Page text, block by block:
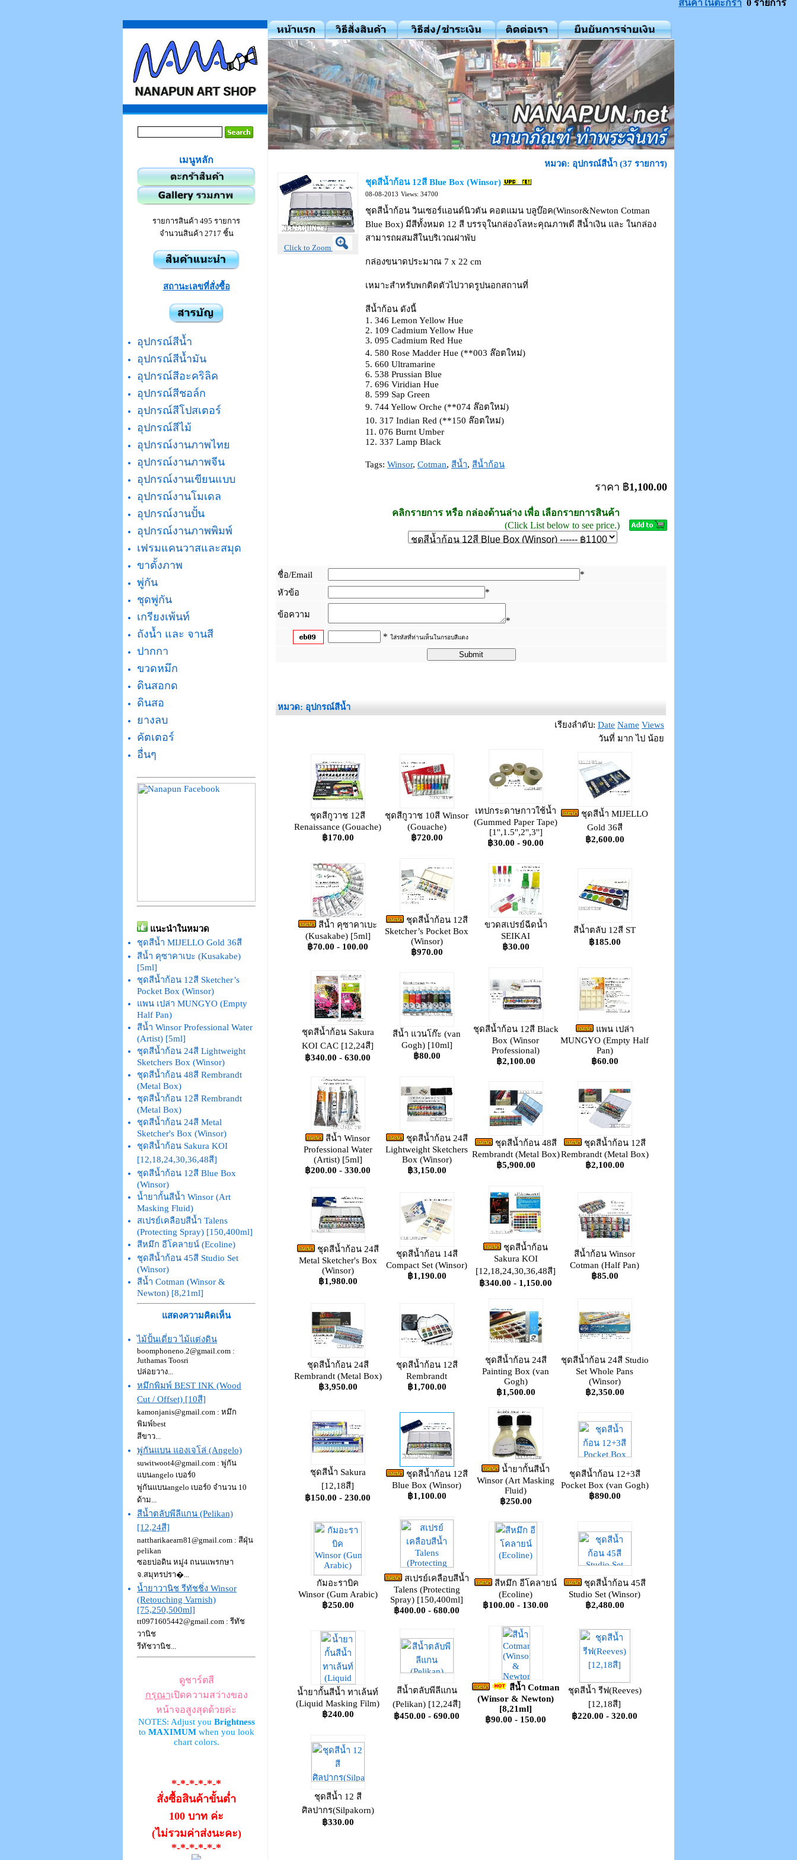
เมนูหลัก
สินค้าในตะกร้า 0 รายการ
รายการสินค้า 495 รายการ
จำนวนสินค้า 2717 ชิ้น
สถานะเลขที่สั่งซื้อ
อุปกรณ์สีน้ำ
อุปกรณ์สีน้ำมัน
อุปกรณ์สีอะคริลิค
อุปกรณ์สีชอล์ก
อุปกรณ์สีโปสเตอร์
อุปกรณ์สีไม้
อุปกรณ์งานภาพไทย
อุปกรณ์งานภาพจีน
อุปกรณ์งานเขียนแบบ
อุปกรณ์งานโมเดล
อุปกรณ์งานปั้น
อุปกรณ์งานภาพพิมพ์
เฟรมแคนวาสและสมุด
ขาตั้งภาพ
พู่กัน
ชุดพู่กัน
เกรียงเพ้นท์
ถังน้ำ และ จานสี
ปากกา
ขวดหมึก
ดินสอกด
ดินสอ
ยางลบ
คัตเตอร์
อื่นๆ
แนะนำในหมวด
ชุดสีน้ำ MIJELLO Gold 36สี
สีน้ำ คุซาคาเบะ (Kusakabe)
[5ml]
ชุดสีน้ำก้อน 12สี Sketcher’s
Pocket Box (Winsor)
แพน เปล่า MUNGYO (Empty
Half Pan)
สีน้ำ Winsor Professional Water
(Artist) [5ml]
ชุดสีน้ำก้อน 24สี Lightweight
Sketchers Box (Winsor)
ชุดสีน้ำก้อน 48สี Rembrandt
(Metal Box)
ชุดสีน้ำก้อน 12สี Rembrandt
(Metal Box)
ชุดสีน้ำก้อน 24สี Metal
Sketcher's Box (Winsor)
ชุดสีน้ำก้อน Sakura KOI
[12,18,24,30,36,48สี]
ชุดสีน้ำก้อน 12สี Blue Box
(Winsor)
น้ำยากั้นสีน้ำ Winsor (Art
Masking Fluid)
สเปรย์เคลือบสีน้ำ Talens
(Protecting Spray) [150,400ml]
สีหมึก อีโคลายน์ (Ecoline)
ชุดสีน้ำก้อน 45สี Studio Set
(Winsor)
สีน้ำ Cotman (Winsor &
Newton) [8,21ml]
แสดงความคิดเห็น
ไม้ปั้นเดี่ยว ไม้แต่งดิน
boomphoneno.2@gmail.com :
Juthamas Toosri
ปล่อยวาง...
หมึกพิมพ์ BEST INK (Wood
Cut / Offset) [10สี]
kamonjanis@gmail.com : หมึก
พิมพ์best
สีขาว...
พู่กันแบน แองเจโล่ (Angelo)
suwitwoot4@gmail.com : พู่กัน
แบนangelo เบอร์0
พู่กันแบนangelo เบอร์0 จำนวน 10
ด้าม...
สีน้ำตลับพีลีแกน (Pelikan)
[12,24สี]
nattharikaearn81@gmail.com : สีฝุ่น
pelikan
ซอยบ่อดิน หมู่4 ถนนแพรกษา
จ.สมุทรปรา�...
น้ำยาวานิช รีทัชชิ่ง Winsor
(Retouching Varnish)
[75,250,500ml]
tt0971605442@gmail.com : รีทัช
วานิช
รีทัชวานิช...
ดูชาร์ตสี
กรุณาเปิดความสว่างของ
หน้าจอสูงสุดด้วยค่ะ
NOTES: Adjust you Brightness
to MAXIMUMwhen you look
chart colors.
*-*-*-*-*-*
สั่งซื้อสินค้าขั้นต่ำ
100 บาท ค่ะ
(ไม่รวมค่าส่งนะคะ)
*-*-*-*-*-*
หมวด: อุปกรณ์สีน้ำ (37 รายการ)
Click to Zoom
ชุดสีน้ำก้อน 12สี Blue Box (Winsor)
08-08-2013 Views: 34700
ชุดสีน้ำก้อน วินเซอร์แอนด์นิวตัน คอตแมน บลูบ๊อค(Winsor&Newton Cotman
Blue Box) มีสีทั้งหมด 12 สี บรรจุในกล่องโลหะคุณภาพดี สีน้ำเงิน และ ในกล่อง
สามารถผสมสีในบริเวณฝาพับ
กล่องขนาดประมาณ 7 x 22 cm
เหมาะสำหรับพกติดตัวไปวาดรูปนอกสถานที่
สีน้ำก้อน ดังนี้
1. 346 Lemon Yellow Hue
2. 109 Cadmium Yellow Hue
3. 095 Cadmium Red Hue
4. 580 Rose Madder Hue (**003 ล๊อตใหม่)
5. 660 Ultramarine
6. 538 Prussian Blue
7. 696 Viridian Hue
8. 599 Sap Green
9. 744 Yellow Orche (**074 ล๊อตใหม่)
10. 317 Indian Red (**150 ล๊อตใหม่)
11. 076 Burnt Umber
12. 337 Lamp Black
Tags: Winsor, Cotman, สีน้ำ, สีน้ำก้อน
ราคา ฿1,100.00
คลิกรายการ หรือ กล่องด้านล่าง เพื่อ เลือกรายการสินค้า
(Click List below to see price.)
ชื่อ/Email
*
หัวข้อ
*
ข้อความ
*
* ใส่รหัสที่ท่านเห็นในกรอบสีแดง
หมวด: อุปกรณ์สีน้ำ
เรียงลำดับ: Date Name Views
วันที่ มาก ไป น้อย
ชุดสีกูวาช 12สี
Renaissance (Gouache)
฿170.00
ชุดสีกูวาช 10สี Winsor
(Gouache)
฿720.00
เทปกระดาษกาวใช้น้ำ
(Gummed Paper Tape)
[1'',1.5'',2'',3'']
฿30.00 - 90.00
ชุดสีน้ำ MIJELLO
Gold 36สี
฿2,600.00
สีน้ำ คุซาคาเบะ
(Kusakabe) [5ml]
฿70.00 - 100.00
ชุดสีน้ำก้อน 12สี
Sketcher’s Pocket Box
(Winsor)
฿970.00
ขวดสเปรย์ฉีดน้ำ
SEIKAI
฿30.00
สีน้ำตลับ 12สี ST
฿185.00
ชุดสีน้ำก้อน Sakura
KOI CAC [12,24สี]
฿340.00 - 630.00
สีน้ำ แวนโก๊ะ (van
Gogh) [10ml]
฿80.00
ชุดสีน้ำก้อน 12สี Black
Box (Winsor
Professional)
฿2,100.00
แพน เปล่า
MUNGYO (Empty Half
Pan)
฿60.00
สีน้ำ Winsor
Professional Water
(Artist) [5ml]
฿200.00 - 330.00
ชุดสีน้ำก้อน 24สี
Lightweight Sketchers
Box (Winsor)
฿3,150.00
ชุดสีน้ำก้อน 48สี
Rembrandt (Metal Box)
฿5,900.00
ชุดสีน้ำก้อน 12สี
Rembrandt (Metal Box)
฿2,100.00
ชุดสีน้ำก้อน 24สี
Metal Sketcher's Box
(Winsor)
฿1,980.00
ชุดสีน้ำก้อน 14สี
Compact Set (Winsor)
฿1,190.00
ชุดสีน้ำก้อน
Sakura KOI
[12,18,24,30,36,48สี]
฿340.00 - 1,150.00
สีน้ำก้อน Winsor
Cotman (Half Pan)
฿85.00
ชุดสีน้ำก้อน 24สี
Rembrandt (Metal Box)
฿3,950.00
ชุดสีน้ำก้อน 12สี
Rembrandt
฿1,700.00
ชุดสีน้ำก้อน 24สี
Painting Box (van
Gogh)
฿1,500.00
ชุดสีน้ำก้อน 24สี Studio
Set Whole Pans
(Winsor)
฿2,350.00
ชุดสีน้ำ Sakura
[12,18สี]
฿150.00 - 230.00
ชุดสีน้ำก้อน 12สี
Blue Box (Winsor)
฿1,100.00
น้ำยากั้นสีน้ำ
Winsor (Art Masking
Fluid)
฿250.00
ชุดสีน้ำก้อน 12+3สี
Pocket Box (van Gogh)
฿890.00
กัมอะราบิค
Winsor (Gum Arabic)
฿250.00
สเปรย์เคลือบสีน้ำ
Talens (Protecting
Spray) [150,400ml]
฿400.00 - 680.00
สีหมึก อีโคลายน์
(Ecoline)
฿100.00 - 130.00
ชุดสีน้ำก้อน 45สี
Studio Set (Winsor)
฿2,480.00
น้ำยากั้นสีน้ำ ทาเล้นท์
(Liquid Masking Film)
฿240.00
สีน้ำตลับพีลีแกน
(Pelikan) [12,24สี]
฿450.00 - 690.00
สีน้ำ Cotman
(Winsor & Newton)
[8,21ml]
฿90.00 - 150.00
ชุดสีน้ำ รีฟ(Reeves)
[12,18สี]
฿220.00 - 320.00
ชุดสีน้ำ 12 สี
ศิลปากร(Silpakorn)
฿330.00